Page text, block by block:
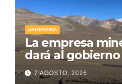
ARGENTINA
La empresa
dará al
U$D 250
aporte
7 AGOSTO, 2026